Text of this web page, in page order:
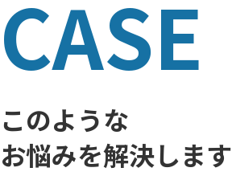
このような
お悩みを解決します